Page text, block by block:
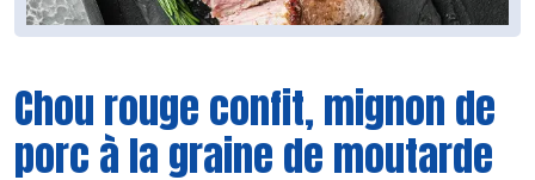
Chou rouge confit, mignon de
porc à la graine de moutarde